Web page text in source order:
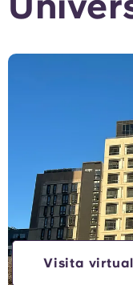
Ubicacions
Selecciona un
Selecciona
Selecciona
Visita virtual